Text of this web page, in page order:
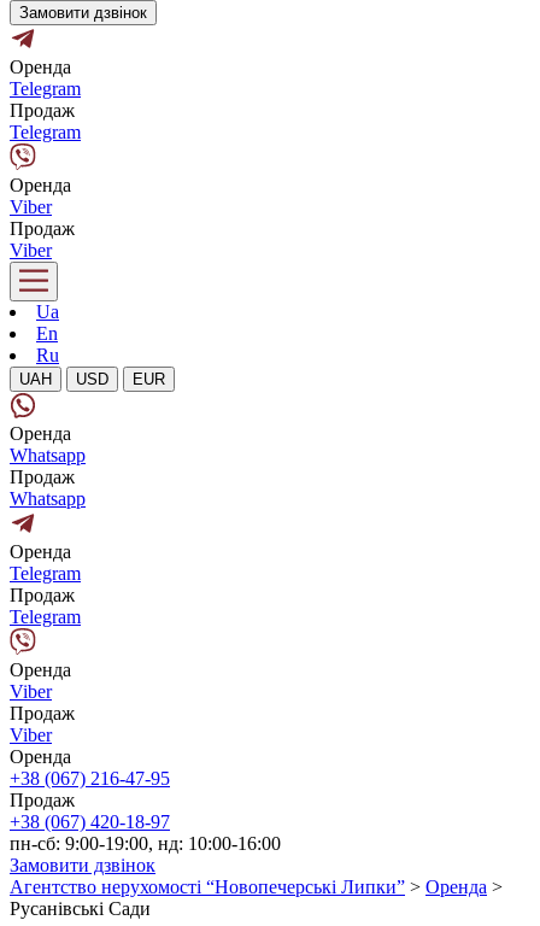
Замовити дзвінок
Оренда
Telegram
Продаж
Telegram
Оренда
Viber
Продаж
Viber
Ua
En
Ru
UAH USD EUR
Оренда
Whatsapp
Продаж
Whatsapp
Оренда
Telegram
Продаж
Telegram
Оренда
Viber
Продаж
Viber
Оренда
+38 (067) 216-47-95
Продаж
+38 (067) 420-18-97
пн-сб: 9:00-19:00, нд: 10:00-16:00
Замовити дзвінок
Агентство нерухомості “Новопечерські Липки” > Оренда >
Русанівські Сади